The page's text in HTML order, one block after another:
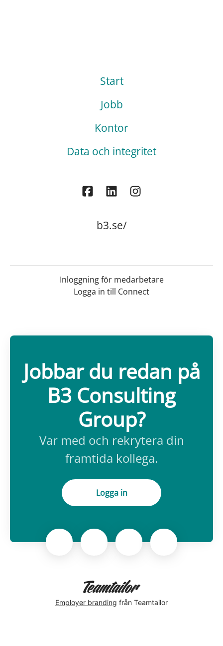
Start
Jobb
Kontor
Data och integritet
b3.se/
Inloggning för medarbetare
Logga in till Connect
Jobbar du redan på
B3 Consulting
Group?
Var med och rekrytera din
framtida kollega.
Logga in
Employer branding från Teamtailor